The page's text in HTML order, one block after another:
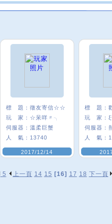
標 題： 徵友寄信☆☆
玩 家： ☆呆咩〃╮
伺服器： 溫柔巨蟹
人 氣： 13740
2017/12/14
標 題：
玩 家：
伺服器：
人 氣：
5 上一頁 14 15 [16] 17 18 下一頁